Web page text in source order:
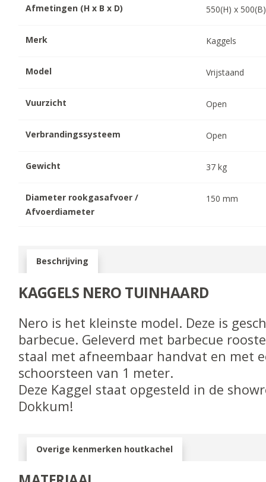
Afmetingen (H x B x D) 550(H) x 500
Merk Kaggels
Model Vrijstaand
Vuurzicht Open
Verbrandingssysteem Open
Gewicht 37 kg
Diameter rookgasafvoer /
Afvoerdiameter
150 mm
Beschrijving
KAGGELS NERO TUINHAARD
Nero is het kleinste model. Deze is
barbecue. Geleverd met barbecue
staal met afneembaar handvat en met
schoorsteen van 1 meter.
Deze Kaggel staat opgesteld in de
Dokkum!
Overige kenmerken houtkachel